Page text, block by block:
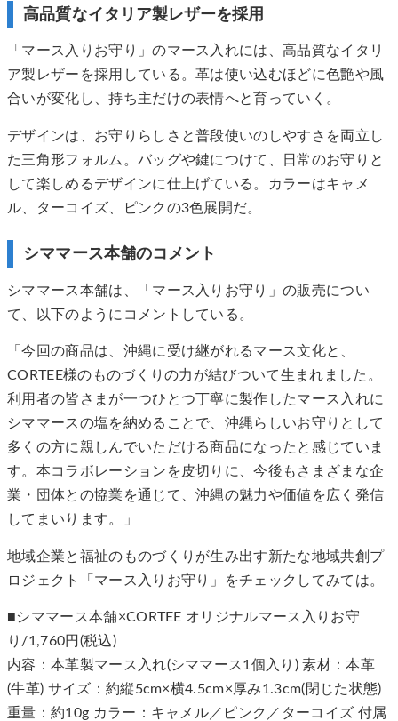
高品質なイタリア製レザーを採用
「マース入りお守り」のマース入れには、高品質なイタリ
ア製レザーを採用している。革は使い込むほどに色艶や風
合いが変化し、持ち主だけの表情へと育っていく。
デザインは、お守りらしさと普段使いのしやすさを両立し
た三角形フォルム。バッグや鍵につけて、日常のお守りと
して楽しめるデザインに仕上げている。カラーはキャメ
ル、ターコイズ、ピンクの3色展開だ。
シママース本舗のコメント
シママース本舗は、「マース入りお守り」の販売につい
て、以下のようにコメントしている。
「今回の商品は、沖縄に受け継がれるマース文化と、
CORTEE様のものづくりの力が結びついて生まれました。
利用者の皆さまが一つひとつ丁寧に製作したマース入れに
シママースの塩を納めることで、沖縄らしいお守りとして
多くの方に親しんでいただける商品になったと感じていま
す。本コラボレーションを皮切りに、今後もさまざまな企
業・団体との協業を通じて、沖縄の魅力や価値を広く発信
してまいります。」
地域企業と福祉のものづくりが生み出す新たな地域共創プ
ロジェクト「マース入りお守り」をチェックしてみては。
■シママース本舗×CORTEE オリジナルマース入りお守
り/1,760円(税込)
内容：本革製マース入れ(シママース1個入り) 素材：本革
(牛革) サイズ：約縦5cm×横4.5cm×厚み1.3cm(閉じた状態)
重量：約10g カラー：キャメル／ピンク／ターコイズ 付属